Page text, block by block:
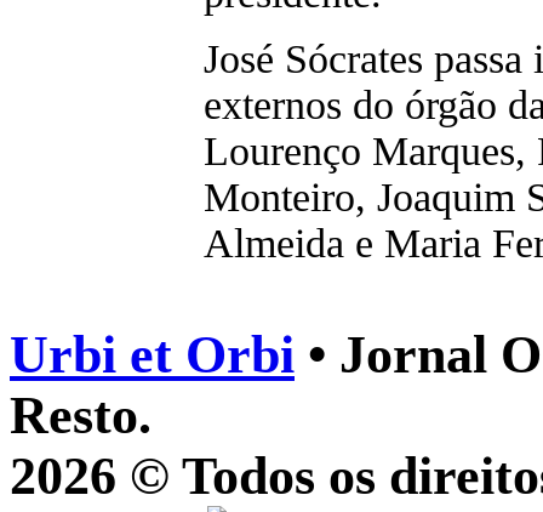
José Sócrates
externos do órgão
Lourenço Marques,
Monteiro, Joaquim
Almeida e Maria
Urbi et Orbi • Jornal
Resto.
2026 © Todos os